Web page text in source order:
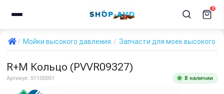
3
Мойки высокого давления Запчасти для моек высокого
R+M Кольцо (PVVR09327)
Артикул: 51100051 В наличии